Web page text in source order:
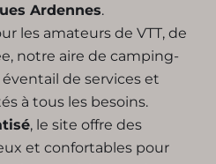
Ardennes.
les amateurs de VTT, de
notre aire de camping-
de services et
à tous les besoins.
, le site offre des
et confortables pour